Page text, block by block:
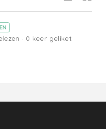
· 0 keer geliket